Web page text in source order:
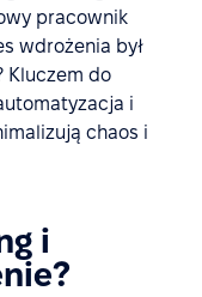
pracownik
wdrożenia był
Kluczem do
i
chaos i
i